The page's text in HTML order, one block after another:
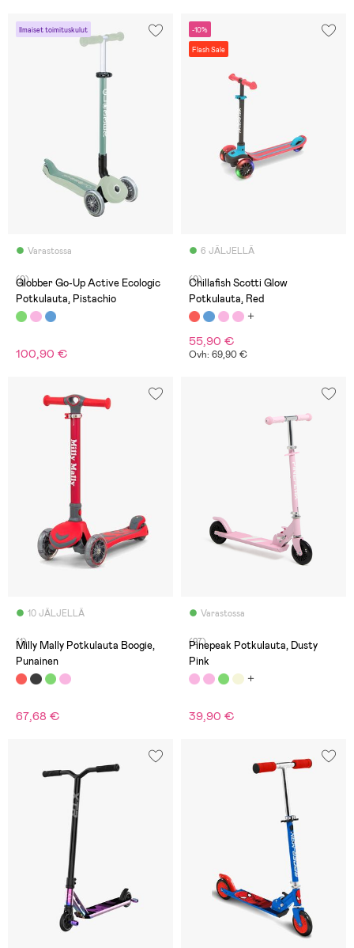
Ilmaiset toimituskulut
Varastossa
(0)
Globber Go-Up Active Ecologic
Potkulauta, Pistachio
100,90 €
-10%
Flash Sale
6 JÄLJELLÄ
(0)
Chillafish Scotti Glow
Potkulauta, Red
55,90 €
Ovh: 69,90 €
10 JÄLJELLÄ
(1)
Milly Mally Potkulauta Boogie,
Punainen
67,68 €
Varastossa
(27)
Pinepeak Potkulauta, Dusty
Pink
39,90 €